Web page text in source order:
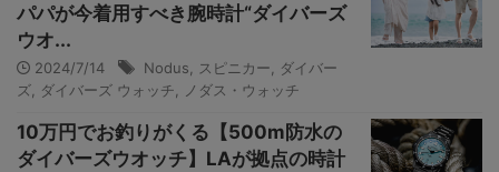
パパが今着用すべき腕時計“ダイバーズ
ウオ...
2024/7/14 Nodus スピニカー
ダイバー
ズ
ダイバーズ ウォッチ ノダス・ウォッチ
10万円でお釣りがくる【500m防水の
ダイバーズウオッチ】LAが拠点の時計